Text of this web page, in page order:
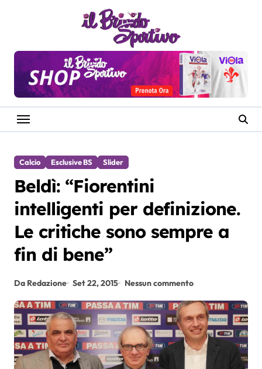
Calcio Esclusive BS Slider
Beldì: “Fiorentini
intelligenti per definizione.
Le critiche sono sempre a
fin di bene”
Da Redazione Set 22, 2015 Nessun commento